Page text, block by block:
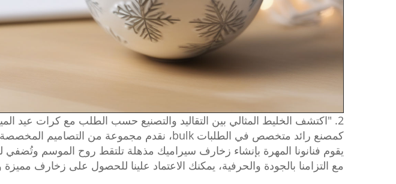
2. "اكتشف الخليط المثالي بين التقاليد والتصنيع حسب الطلب مع كرات عيد الميلاد الخزفية الفاخرة الخاصة بنا.
كمصنع رائد متخصص في الطلبات bulk، نقدم مجموعة من التصاميم المخصصة لتلبية احتياجاتك الفريدة.
يقوم فنانونا المهرة بإنشاء زخارف سيراميك مذهلة تلتقط روح الموسم
مع التزامنا بالجودة والحرفية، يمكنك الاعتماد علينا للحصول على زخارف مميزة